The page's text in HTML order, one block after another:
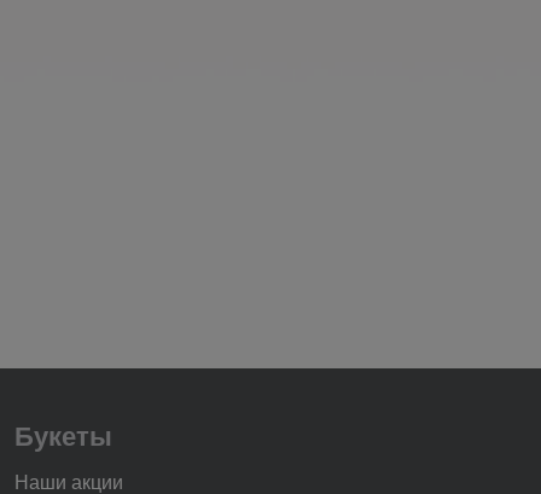
Букеты
Наши акции